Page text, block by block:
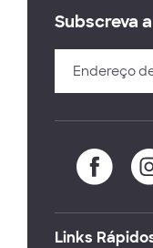
Subscreva
Links